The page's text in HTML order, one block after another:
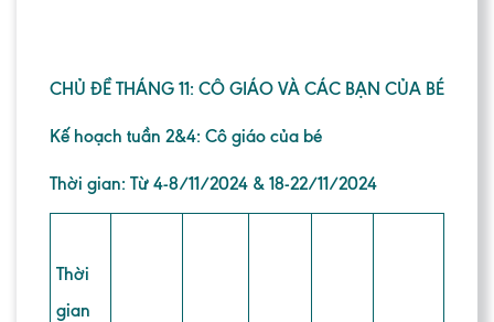
CHỦ ĐỀ THÁNG 11: CÔ GIÁO VÀ CÁC BẠN CỦA BÉ
Kế hoạch tuần 2&4: Cô giáo của bé
Thời gian: Từ 4-8/11/2024 & 18-22/11/2024
Thời
gian